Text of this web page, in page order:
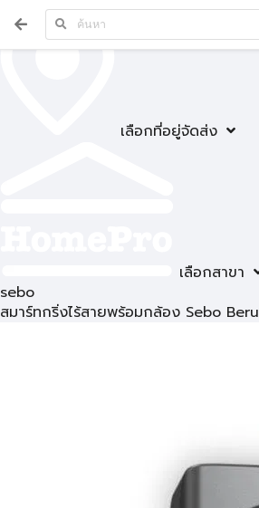
เลือกที่อยู่จัดส่ง
เลือกสาขา
sebo
สมาร์ทกริ่งไร้สายพร้อมกล้อง Sebo Beru